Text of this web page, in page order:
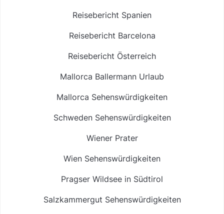
Reisebericht Spanien
Reisebericht Barcelona
Reisebericht Österreich
Mallorca Ballermann Urlaub
Mallorca Sehenswürdigkeiten
Schweden Sehenswürdigkeiten
Wiener Prater
Wien Sehenswürdigkeiten
Pragser Wildsee in Südtirol
Salzkammergut Sehenswürdigkeiten